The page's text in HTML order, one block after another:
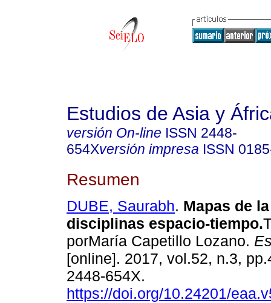
Estudios de Asia y
versión On-line ISSN 2448-
654Xversión impresa ISSN
Resumen
DUBE, Saurabh. Mapas de
disciplinas espacio-tiempo.
porMaría Capetillo Lozano.
[online]. 2017, vol.52, n.3,
2448-654X.
https://doi.org/10.24201/